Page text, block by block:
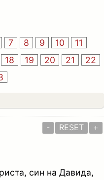
7 8 9 10
11
18 19 20 21
22
- RESET +
син на Давида,